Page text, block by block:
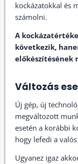
kockázatokkal és
számolni.
A
következik,
előkészítésének
Változás
Új gép, új
megváltozott
esetén a korábbi
hogy lefedi a
Ugyanez igaz